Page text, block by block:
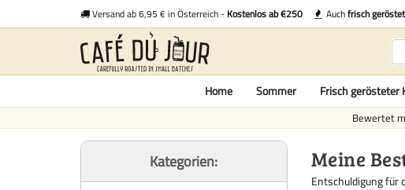
Versand ab 6,95 € in Österreich - Kostenlos ab €250 Auchfrisch
Home Sommer Frisch gerösteter
Bewertet
Meine
Entschuldigung für
Kategorien: